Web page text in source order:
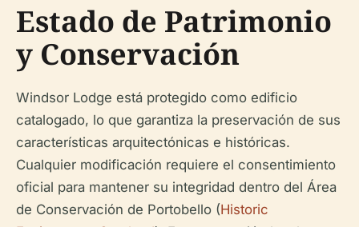
Estado de Patrimonio
y Conservación
Windsor Lodge está protegido como edificio
catalogado, lo que garantiza la preservación de sus
características arquitectónicas e históricas.
Cualquier modificación requiere el consentimiento
oficial para mantener su integridad dentro del Área
de Conservación de Portobello (Historic